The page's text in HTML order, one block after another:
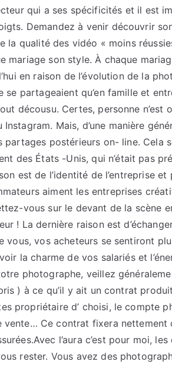
qui a ses spécificités et il est
Demandez à venir découvrir
qualité des vidéo « moins
mariage son style. À chaque
en raison de l’évolution de la
se partageaient qu’en famille et
décousu. Certes, personne
Mais, d’une manière
partages postérieurs on- line. Cela
des États -Unis, qui n’était pas
est de l’identité de l’entreprise
aiment les entreprises
vous sur le devant de la scène
! La dernière raison est
vous, vos acheteurs se sentiront
la charme de vos salariés et
photographe, veillez
) à ce qu’il y ait un contrat
propriétaire d’ choisi, le compte
vente… Ce contrat fixera
l’aura c’est pour moi,
rester. Vous avez des